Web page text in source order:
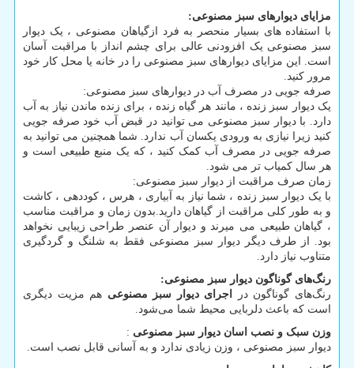
مزایای دیوارهای سبز مصنوعی:
با استفاده های بسیار منحصر به فرد ازگیاهان مصنوعی ، یک دیوار
سبز مصنوعی یک افزودنی عالی برای چشم انداز با مراقبت آسان
است. این مزایای دیوارهای سبز مصنوعی را در خانه یا محل کار خود
مرور کنید.
صرفه جویی در مصرف آب در دیوارهای سبز مصنوعی:
یک دیوار سبز زنده ، مانند هر گیاه زنده ، برای زنده ماندن نیاز به آب
دارد. با دیوار سبز مصنوعی می توانید در قبض آب خود صرفه جویی
کنید زیرا نیازی به ورودی یکسان آب ندارد. شما همچنین می توانید به
صرفه جویی در مصرف آب کمک کنید ، که یک منبع طبیعی است و
هر سال کمیاب تر می شود.
زمان صرف مراقبت از دیوار سبز مصنوعی:
با یک دیوار سبز زنده ، شما نیاز به آبیاری ، هرس ، کوددهی ، کاشت
و به طور کلی مراقبت از گیاهان دارید.بدون زمان و مراقبت مناسب
، گیاهان طبیعی می میرند و دیوار آن عنصر طراحی زیبایی نخواهد
بود. از طرف دیگر دیوار سبز مصنوعی فقط به شلنگ و گردگیری
متناوب نیاز دارد.
رنگ‌های گوناگون دیوار سبز مصنوعی:
رنگ‌های گوناگون در
اجرای دیوار سبز مصنوعی هم مزیت دیگری
است که باعث دلربایی محیط شما می‌شود.
وزن سبک و نصب اسان دیوار سبز مصنوعی :
دیوار سبز مصنوعی ، وزن زیادی ندارد و به آسانی قابل نصب است.